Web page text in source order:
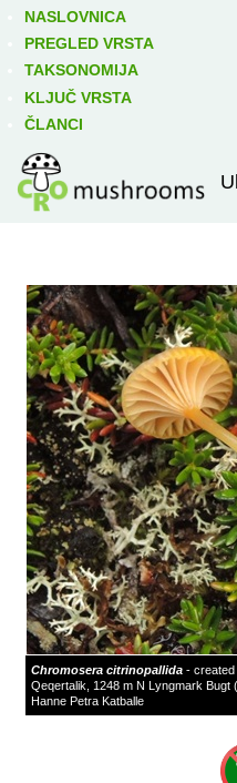
NASLOVNICA
PREGLED VRSTA
TAKSONOMIJA
KLJUČ VRSTA
ČLANCI
Chromosera citrinopallida - created
Qeqertalik, 1248 m N Lyngmark Bugt
Hanne Petra Katballe
Izravno